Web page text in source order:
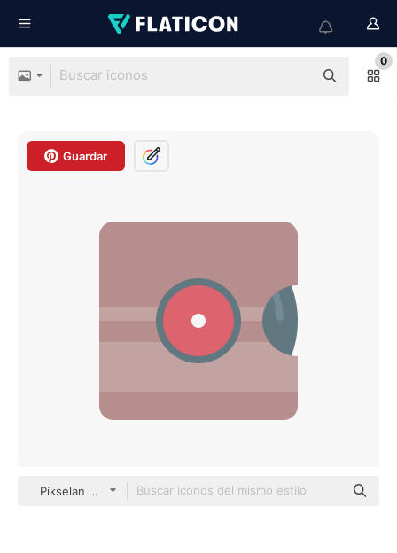
0
Guardar
Pikselan Others